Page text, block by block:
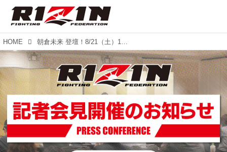
HOME 朝倉未来 登壇！8/21（土）12:30よりExciting RIZINでLIVE配信！記者会見開催のお知らせ